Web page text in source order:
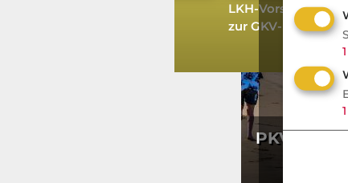
LKH-Vorstand Jan-
zur GKV-Reform
PKV Voll:
die
1
1